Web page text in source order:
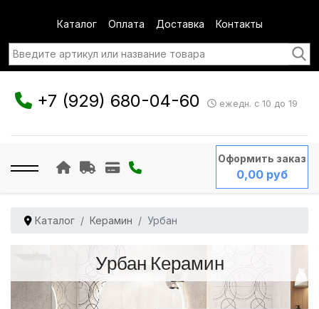
Каталог Оплата Доставка Контакты
+7 (929) 680-04-60 ежедн. с 10 до 19
Оформить заказ
0,00 руб
Каталог Керамин Урбан
Урбан Керамин